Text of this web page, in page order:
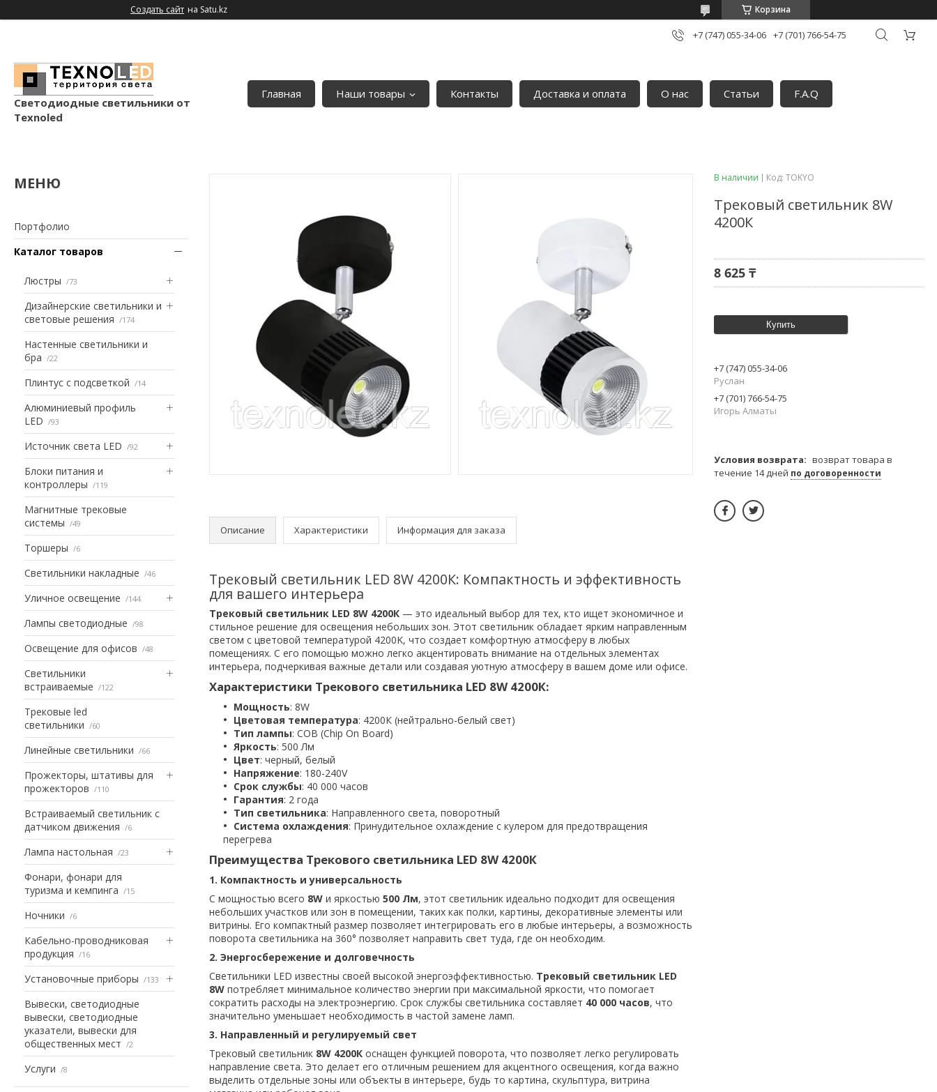
Создать сайт на Satu.kz Корзина
+7 (747) 055-34-06 +7 (701) 766-54-75
Светодиодные светильники от
Texnoled
Главная Наши товары Контакты Доставка и оплата О нас Статьи F.A.Q
Портфолио
Каталог товаров
Люстры 73
Дизайнерские светильники и
световые решения
174
Настенные светильники и
бра
22
Плинтус с подсветкой 14
Алюминиевый профиль
LED
93
Источник света LED 92
Блоки питания и
контроллеры
119
Магнитные трековые
системы
49
Торшеры 6
Светильники накладные 46
Уличное освещение 144
Лампы светодиодные 98
Освещение для офисов 48
Светильники
встраиваемые
122
Трековые led
светильники
60
Линейные светильники 66
Прожекторы, штативы для
прожекторов
110
Встраиваемый светильник с
датчиком движения
6
Лампа настольная 23
Фонари, фонари для
туризма и кемпинга
15
Ночники 6
Кабельно-проводниковая
продукция
16
Установочные приборы 133
Вывески, светодиодные
вывески, светодиодные
указатели, вывески для
общественных мест
2
Услуги 8
Описание Характеристики Информация для заказа
Трековый светильник LED 8W 4200К: Компактность и эффективность
для вашего интерьера
Трековый светильник LED 8W 4200К — это идеальный выбор для тех, кто ищет экономичное и
стильное решение для освещения небольших зон. Этот светильник обладает ярким направленным
светом с цветовой температурой 4200K, что создает комфортную атмосферу в любых
помещениях. С его помощью можно легко акцентировать внимание на отдельных элементах
интерьера, подчеркивая важные детали или создавая уютную атмосферу в вашем доме или офисе.
Характеристики Трекового светильника LED 8W 4200К:
Мощность: 8W
Цветовая температура: 4200К (нейтрально-белый свет)
Тип лампы: COB (Chip On Board)
Яркость: 500 Лм
Цвет: черный, белый
Напряжение: 180-240V
Срок службы: 40 000 часов
Гарантия: 2 года
Тип светильника: Направленного света, поворотный
Система охлаждения: Принудительное охлаждение с кулером для предотвращения
перегрева
Преимущества Трекового светильника LED 8W 4200К
1. Компактность и универсальность
С мощностью всего 8W и яркостью 500 Лм, этот светильник идеально подходит для освещения
небольших участков или зон в помещении, таких как полки, картины, декоративные элементы или
витрины. Его компактный размер позволяет интегрировать его в любые интерьеры, а возможность
поворота светильника на 360° позволяет направить свет туда, где он необходим.
2. Энергосбережение и долговечность
Светильники LED известны своей высокой энергоэффективностью. Трековый светильник LED
8W потребляет минимальное количество энергии при максимальной яркости, что помогает
сократить расходы на электроэнергию. Срок службы светильника составляет 40 000 часов, что
значительно уменьшает необходимость в частой замене ламп.
3. Направленный и регулируемый свет
Трековый светильник 8W 4200К оснащен функцией поворота, что позволяет легко регулировать
направление света. Это делает его отличным решением для акцентного освещения, когда важно
выделить отдельные зоны или объекты в интерьере, будь то картина, скульптура, витрина
В наличии Код: TOKYO
Трековый светильник 8W
4200К
8 625 ₸
Купить
+7 (747) 055-34-06
Руслан
+7 (701) 766-54-75
Игорь Алматы
возврат товара в
течение 14 дней по договоренности